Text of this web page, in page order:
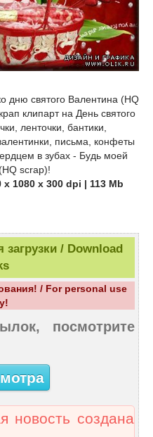
дню святого Валентина (HQ
клипарт на День святого
ленточки, бантики,
письма, конфеты
в зубах - Будь моей
scrap)!
x 1080 x 300 dpi | 113 Mb
/ Download
/ For personal use
посмотрите
новость создана